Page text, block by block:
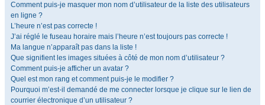
Comment puis-je masquer mon nom d’utilisateur de la liste des utilisateurs
en ligne ?
L’heure n’est pas correcte !
J’ai réglé le fuseau horaire mais l’heure n’est toujours pas correcte !
Ma langue n’apparaît pas dans la liste !
Que signifient les images situées à côté de mon nom d’utilisateur ?
Comment puis-je afficher un avatar ?
Quel est mon rang et comment puis-je le modifier ?
Pourquoi m’est-il demandé de me connecter lorsque je clique sur le lien de
courrier électronique d’un utilisateur ?